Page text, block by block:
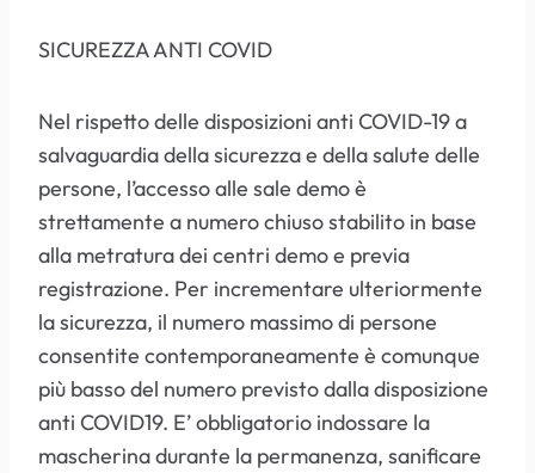
SICUREZZA ANTI COVID
Nel rispetto delle disposizioni anti COVID-19 a
salvaguardia della sicurezza e della salute delle
persone, l’accesso alle sale demo è
strettamente a numero chiuso stabilito in base
alla metratura dei centri demo e previa
registrazione. Per incrementare ulteriormente
la sicurezza, il numero massimo di persone
consentite contemporaneamente è comunque
più basso del numero previsto dalla disposizione
anti COVID19. E’ obbligatorio indossare la
mascherina durante la permanenza, sanificare